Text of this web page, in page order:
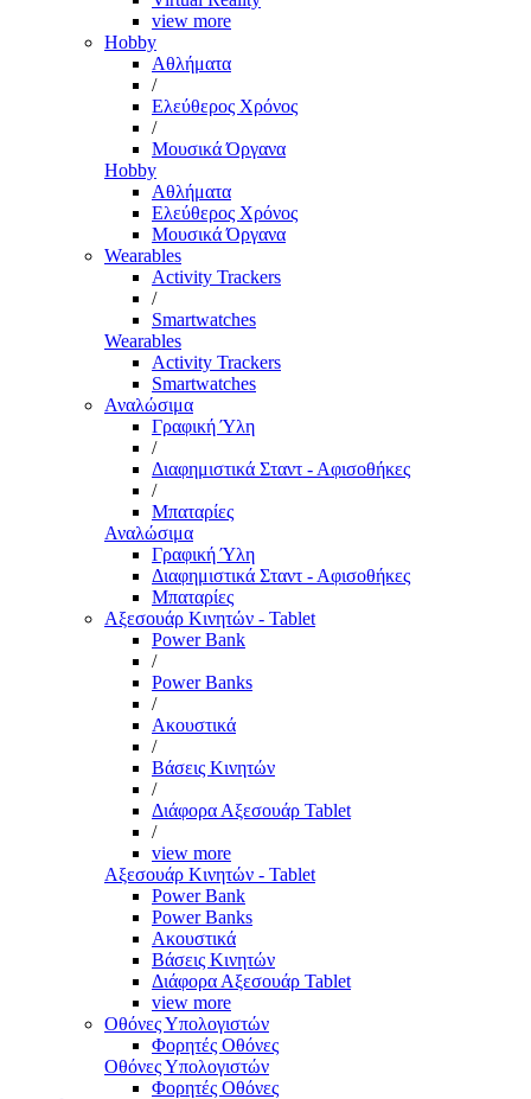
view more
Hobby
Αθλήματα
/
Ελεύθερος Χρόνος
/
Μουσικά Όργανα
Hobby
Αθλήματα
Ελεύθερος Χρόνος
Μουσικά Όργανα
Wearables
Activity Trackers
/
Smartwatches
Wearables
Activity Trackers
Smartwatches
Αναλώσιμα
Γραφική Ύλη
/
Διαφημιστικά Σταντ - Αφισοθήκες
/
Μπαταρίες
Αναλώσιμα
Γραφική Ύλη
Διαφημιστικά Σταντ - Αφισοθήκες
Μπαταρίες
Αξεσουάρ Κινητών - Tablet
Power Bank
/
Power Banks
/
Ακουστικά
/
Βάσεις Κινητών
/
Διάφορα Αξεσουάρ Tablet
/
view more
Αξεσουάρ Κινητών - Tablet
Power Bank
Power Banks
Ακουστικά
Βάσεις Κινητών
Διάφορα Αξεσουάρ Tablet
view more
Οθόνες Υπολογιστών
Φορητές Οθόνες
Οθόνες Υπολογιστών
Φορητές Οθόνες